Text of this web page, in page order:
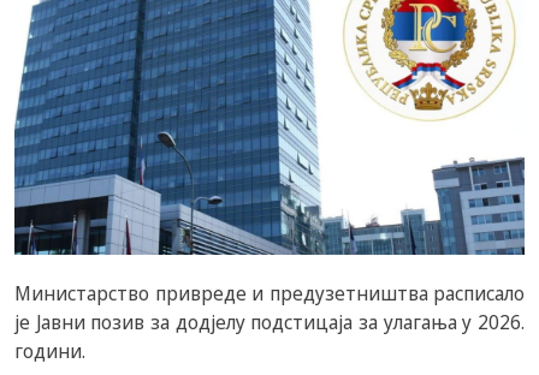
Министарство привреде и предузетништва расписало
је Јавни позив за додјелу подстицаја за улагања у 2026.
години.